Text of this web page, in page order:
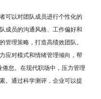
可以对团队成员进行个性化的
成员的沟通风格、工作偏好和
管理策略，打造高绩效团队。
应对模式和情绪管理倾向，帮
怠。在现代职场中，压力管理
。通过科学测评，企业可以提